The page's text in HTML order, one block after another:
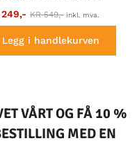
Grey
249,- KR 549,- inkl. mva.
Legg i handlekurven
VÅRT OG FÅ 10 %
MED EN